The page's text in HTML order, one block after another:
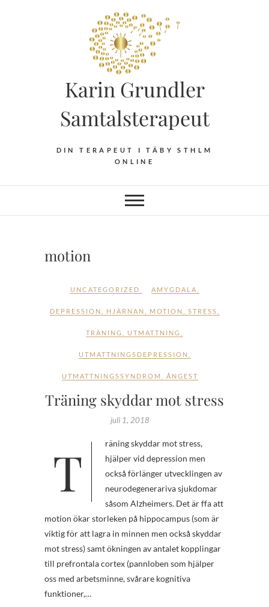
Karin Grundler
Samtalsterapeut
DIN TERAPEUT I TÄBY STHLM
ONLINE
motion
UNCATEGORIZED AMYGDALA
DEPRESSION HJÄRNAN MOTION STRESS
TRÄNING UTMATTNING
UTMATTNINGSDEPRESSION
UTMATTNINGSSYNDROM ÅNGEST
Träning skyddar mot stress
juli 1, 2018
Träning skyddar mot stress,
hjälper vid depression men
också förlänger utvecklingen av
neurodegenerariva sjukdomar
såsom Alzheimers. Det är ffa att
motion ökar storleken på hippocampus (som är
viktig för att lagra in minnen men också skyddar
mot stress) samt ökningen av antalet kopplingar
till prefrontala cortex (pannloben som hjälper
oss med arbetsminne, svårare kognitiva
funktioner,…